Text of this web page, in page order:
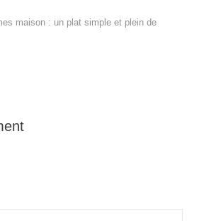
maison : un plat simple et plein de